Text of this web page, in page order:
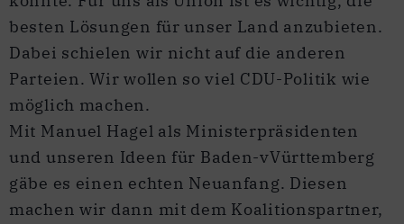
besten Lösungen für unser Land anzubieten.
Dabei schielen wir nicht auf die anderen
Parteien. Wir wollen so viel CDU-Politik wie
möglich machen.
Mit Manuel Hagel als Ministerpräsidenten
und unseren Ideen für Baden-vVürttemberg
gäbe es einen echten Neuanfang. Diesen
machen wir dann mit dem Koalitionspartner,